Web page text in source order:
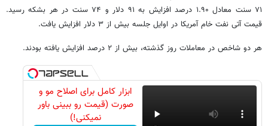
۷۱ سنت معادل ۱.۹۰ درصد افزایش به ۹۱ دلار و ۷۴ سنت در هر بشکه رسید.
قیمت آتی نفت خام آمریکا در اوایل جلسه بیش از ۳ دلار افزایش یافت.
هر دو شاخص در معاملات روز گذشته، بیش از ۲ درصد افزایش یافته بودند.
ابزار کامل برای اصلاح مو و
صورت (قیمت رو ببینی باور
نمیکنی!)